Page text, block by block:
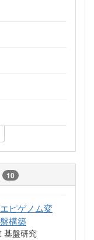
10
ピゲノム変
構築
基盤研究